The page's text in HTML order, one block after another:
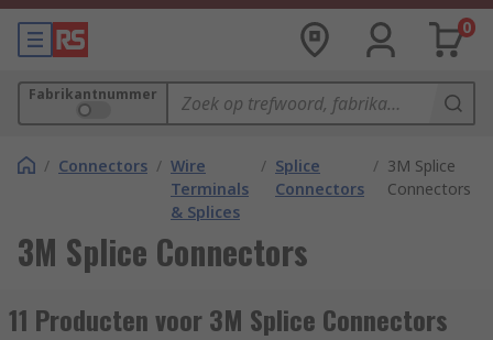
0
Fabrikantnummer
/ Connectors / Wire
Terminals
& Splices
/ Splice
Connectors
/ 3M Splice
Connectors
3M Splice Connectors
11 Producten voor 3M Splice Connectors